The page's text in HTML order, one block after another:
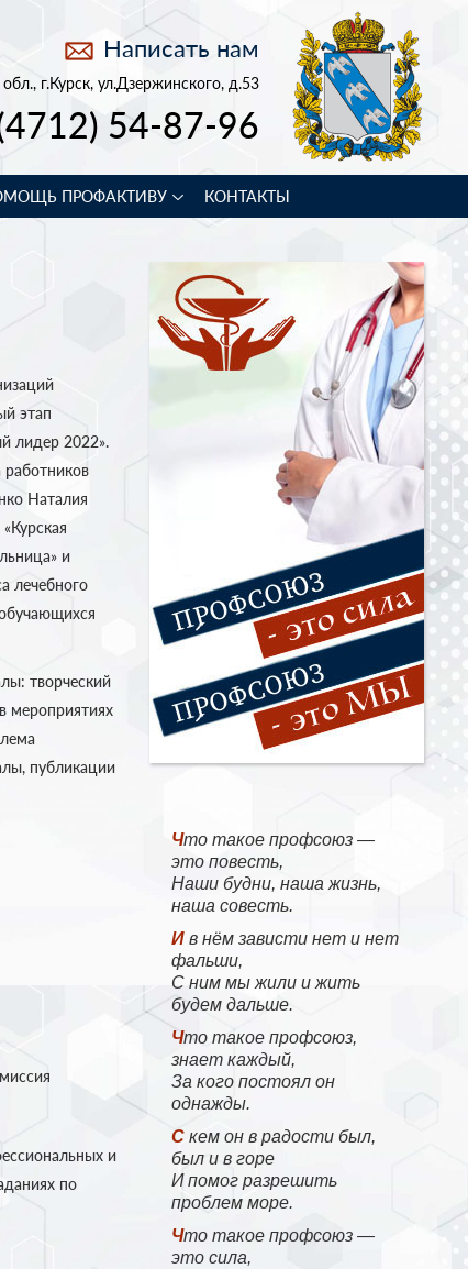
Написать нам
обл., г.Курск, ул.Дзержинского, д.53
54-87-96
ПРОФАКТИВУ КОНТАКТЫ
Что такое профсоюз —
это повесть,
Наши будни, наша жизнь,
наша совесть.
И в нём зависти нет и нет
фальши,
С ним мы жили и жить
будем дальше.
Что такое профсоюз,
знает каждый,
За кого постоял он
однажды.
С кем он в радости был,
был и в горе
И помог разрешить
проблем море.
Что такое профсоюз —
это сила,
этап
лидер 2022».
Наталия
и
лечебного
творческий
мероприятиях
публикации
и
по